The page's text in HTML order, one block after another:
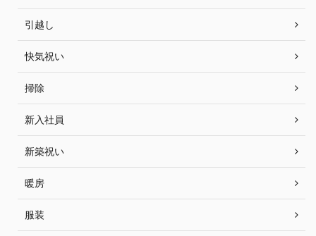
引越し
快気祝い
掃除
新入社員
新築祝い
暖房
服装